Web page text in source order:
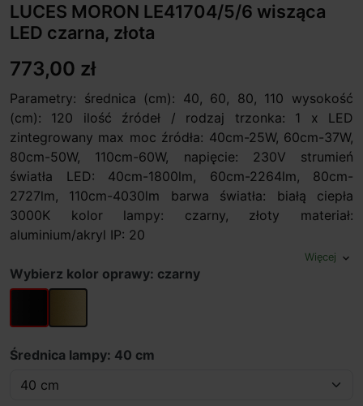
LUCES MORON LE41704/5/6 wisząca
LED czarna, złota
773,00 zł
Parametry: średnica (cm): 40, 60, 80, 110 wysokość
(cm): 120 ilość źródeł / rodzaj trzonka: 1 x LED
zintegrowany max moc źródła: 40cm-25W, 60cm-37W,
80cm-50W, 110cm-60W, napięcie: 230V strumień
światła LED: 40cm-1800lm, 60cm-2264lm, 80cm-
2727lm, 110cm-4030lm barwa światła: białą ciepła
3000K kolor lampy: czarny, złoty materiał:
aluminium/akryl IP: 20
Więcej expand_more
Wybierz kolor oprawy: czarny
czarnyzłoty
Średnica lampy: 40 cm